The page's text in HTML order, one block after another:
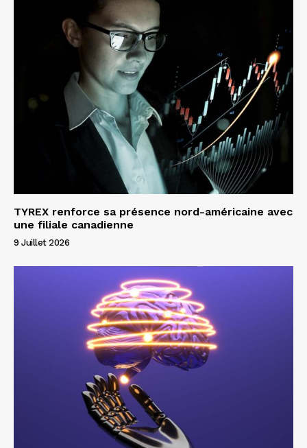
TYREX renforce sa présence nord-américaine avec
une filiale canadienne
9 Juillet 2026